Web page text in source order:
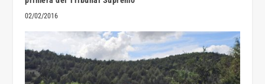
02/02/2016